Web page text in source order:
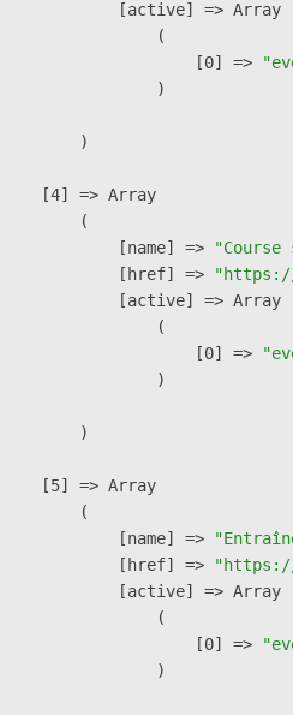
            [active] => Array
                (
                    [0] =>
                )
        )
    [4] => Array
        (
            [name] =>
            [href] =>
            [active] => Array
                (
                    [0] =>
                )
        )
    [5] => Array
        (
            [name] =>
            [href] =>
            [active] => Array
                (
                    [0] =>
                )